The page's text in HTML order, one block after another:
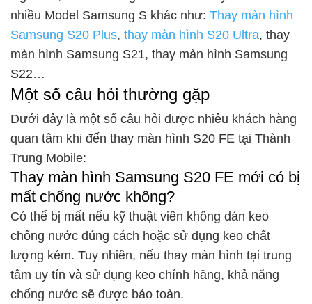
nhiều Model Samsung S khác như: Thay màn hình
Samsung S20 Plus, thay màn hình S20 Ultra, thay
màn hình Samsung S21, thay màn hình Samsung
S22…
Một số câu hỏi thường gặp
Dưới đây là một số câu hỏi được nhiêu khách hàng
quan tâm khi đến thay màn hình S20 FE tại Thành
Trung Mobile:
Thay màn hình Samsung S20 FE mới có bị
mất chống nước không?
Có thể bị mất nếu kỹ thuật viên không dán keo
chống nước đúng cách hoặc sử dụng keo chất
lượng kém. Tuy nhiên, nếu thay màn hình tại trung
tâm uy tín và sử dụng keo chính hãng, khả năng
chống nước sẽ được bảo toàn.